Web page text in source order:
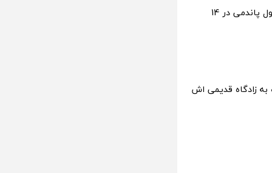
مستقیم از سری چهارم آن بوده که در سال 2011 ساخته شده است. سری پنجم آن در طول پاندمی در 14
زادگاه قدیمی اش